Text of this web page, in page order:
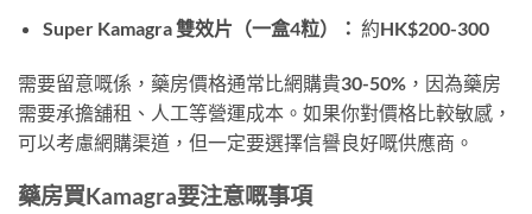
Super Kamagra 雙效片（一盒4粒）： 約HK$200-300
需要留意嘅係，藥房價格通常比網購貴30-50%，因為藥房
需要承擔舖租、人工等營運成本。如果你對價格比較敏感，
可以考慮網購渠道，但一定要選擇信譽良好嘅供應商。
藥房買Kamagra要注意嘅事項